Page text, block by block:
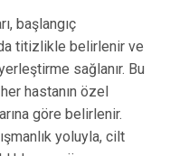
başlangıç
titizlikle belirlenir ve
sağlanır. Bu
hastanın özel
göre belirlenir.
yoluyla, cilt